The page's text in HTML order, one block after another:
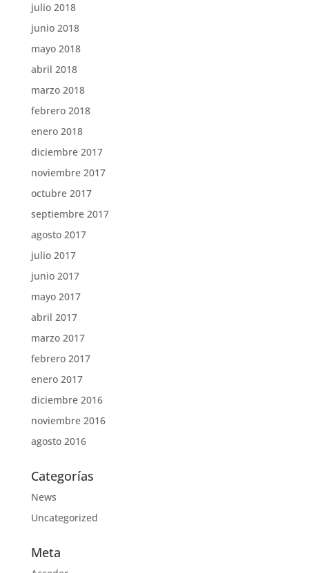
julio 2018
junio 2018
mayo 2018
abril 2018
marzo 2018
febrero 2018
enero 2018
diciembre 2017
noviembre 2017
octubre 2017
septiembre 2017
agosto 2017
julio 2017
junio 2017
mayo 2017
abril 2017
marzo 2017
febrero 2017
enero 2017
diciembre 2016
noviembre 2016
agosto 2016
Categorías
News
Uncategorized
Meta